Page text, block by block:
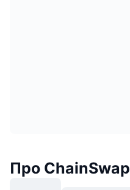
Про ChainSwap